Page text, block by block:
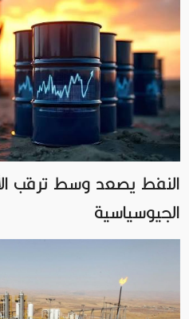
النفط يصعد وسط ترقب
الجيوسياسية